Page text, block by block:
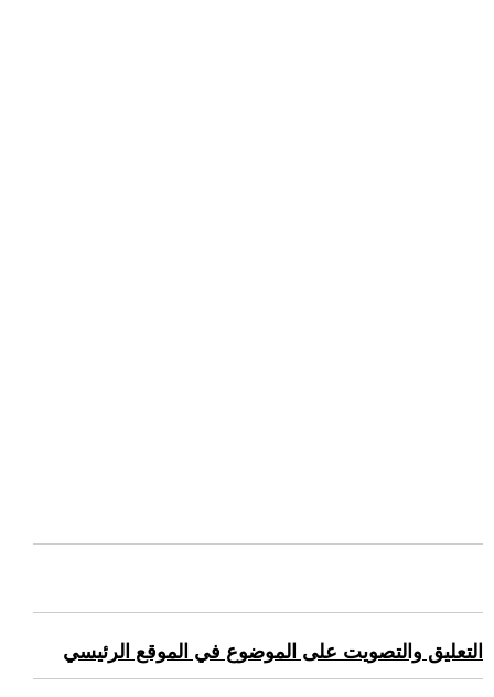
التعليق والتصويت على الموضوع في الموقع الرئيسي